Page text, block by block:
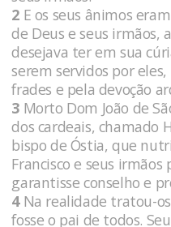
2 E os seus ânimos
de Deus e seus irmãos,
desejava ter em sua
serem servidos por
frades e pela devoção
3 Morto Dom João de
dos cardeais, chamado
bispo de Óstia, que
Francisco e seus
garantisse conselho e
4Na realidade tratou-
fosse o pai de todos.